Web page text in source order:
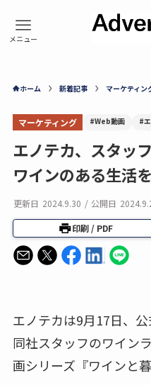
ホーム 新着記事 マーケティン
マーケティング #Web動画 #
エノテカ、スタッ
ワインのある生活
更新日 2024.9.30 / 公開日
印刷 / PDF
エノテカは9月17日、
同社スタッフのワイン
画シリーズ『ワインと